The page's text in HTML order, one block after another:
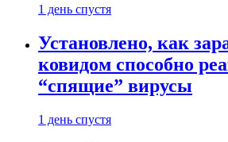
1 день спустя
Установлено, как
ковидом способно
“спящие” вирусы
1 день спустя